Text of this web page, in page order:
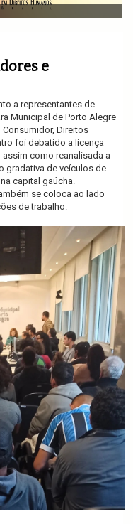
e
a representantes de
Municipal de Porto Alegre
Direitos
foi debatido a licença
como reanalisada a
gradativa de veículos de
capital gaúcha.
se coloca ao lado
de trabalho.